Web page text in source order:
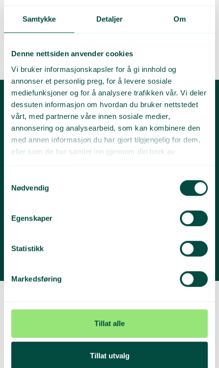
Samtykke Detaljer Om
Denne nettsiden anvender cookies
Vi bruker informasjonskapsler for å gi innhold og
annonser et personlig preg, for å levere sosiale
mediefunksjoner og for å analysere trafikken vår. Vi deler
dessuten informasjon om hvordan du bruker nettstedet
vårt, med partnerne våre innen sosiale medier,
annonsering og analysearbeid, som kan kombinere den
med annen informasjon du har gjort tilgjengelig for dem,
eller som de har samlet inn gjennom din bruk av
Nødvendig
Egenskaper
Statistikk
Markedsføring
Tillat alle
Tillat utvalg
Avfallsguiden 🚮
kildesortering av avfall?
miljøbelastninger og reduserte kostnader.
Gå til avfallsguiden
Innsamling
næringslivet, blir hentet av en privat innsamler. Om pappen ikke
allerede er presset sammen, blir den det på mottaksstedet, før